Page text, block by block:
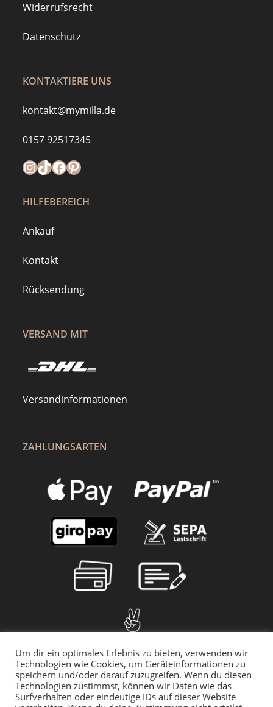
Widerrufsrecht
Datenschutz
KONTAKTIERE UNS
kontakt@mymilla.de
0157 92517345
Instagram
https://www.tiktok.com/@mymilla.de
Facebook
Pinterest
HILFEBEREICH
Ankauf
Kontakt
Rücksendung
VERSAND MIT
Versandinformationen
ZAHLUNGSARTEN
Um dir ein optimales Erlebnis zu bieten, verwenden wir
Technologien wie Cookies, um Geräteinformationen zu
speichern und/oder darauf zuzugreifen. Wenn du diesen
Technologien zustimmst, können wir Daten wie das
Surfverhalten oder eindeutige IDs auf dieser Website